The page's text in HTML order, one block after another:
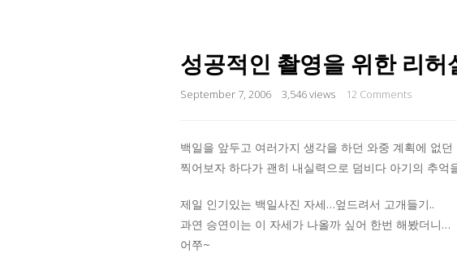
성공적인 촬영을 위한 리허
September 7, 2006 3,546 views 12 Comments
백일을 앞두고 여러가지 생각을 하던 와중 계획에 없
찍어보자 하다가 괜히 내실력으로 덤비다 아기의 추
제일 인기있는 백일사진 자세…엎드려서 고개들기..
과연 승연이는 이 자세가 나올까 싶어 한번 해봤더니…
어쭈~